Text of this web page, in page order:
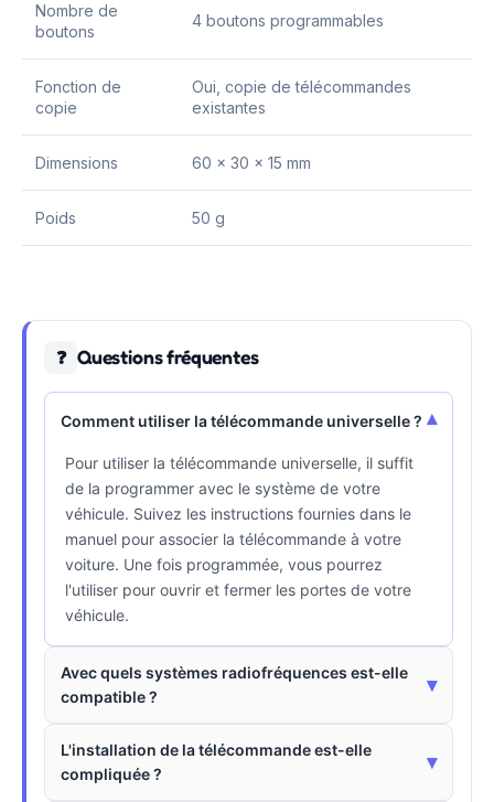
Nombre de
boutons
4 boutons programmables
Fonction de
copie
Oui, copie de télécommandes
existantes
Dimensions 60 x 30 x 15 mm
Poids 50 g
❓ Questions fréquentes
Comment utiliser la télécommande universelle ? ▾
Pour utiliser la télécommande universelle, il suffit
de la programmer avec le système de votre
véhicule. Suivez les instructions fournies dans le
manuel pour associer la télécommande à votre
voiture. Une fois programmée, vous pourrez
l'utiliser pour ouvrir et fermer les portes de votre
véhicule.
Avec quels systèmes radiofréquences est-elle
compatible ?
▾
L'installation de la télécommande est-elle
compliquée ?
▾